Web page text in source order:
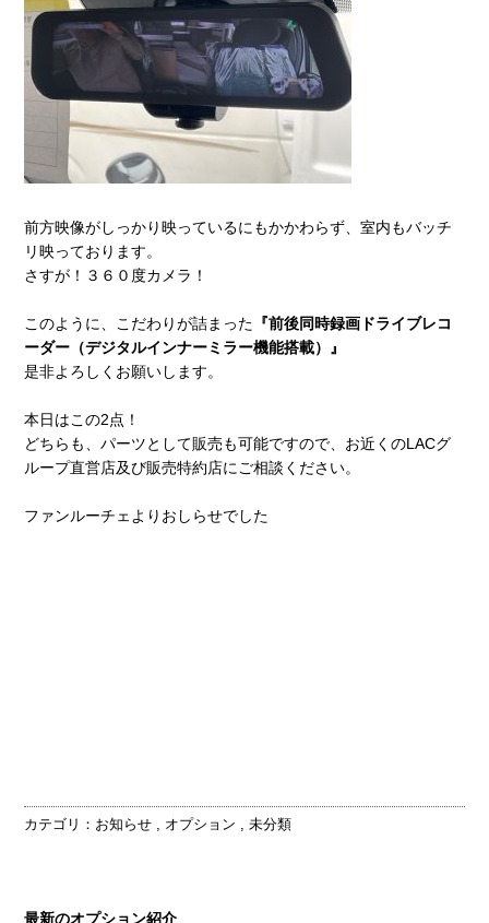
前方映像がしっかり映っているにもかかわらず、室内もバッチ
リ映っております。
さすが！３６０度カメラ！
このように、こだわりが詰まった 『前後同時録画ドライブレコ
ーダー（デジタルインナーミラー機能搭載）』
是非よろしくお願いします。
本日はこの2点！
どちらも、パーツとして販売も可能ですので、お近くのLACグ
ループ直営店及び販売特約店にご相談ください。
ファンルーチェよりおしらせでした
カテゴリ： お知らせ , オプション ,未分類
最新のオプション紹介